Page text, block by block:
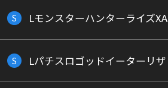
S LモンスターハンターライズXA
S